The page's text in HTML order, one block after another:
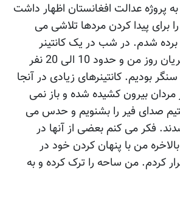
یکی از شهود بنام C به پروژه عدالت افغانستان اظهار داشت
برای پیدا کردن مردها تلاشی می
شدم. در شب در یک کانتینر
نگهداری شدم. در جریان روز من و حدود 10 الی 20 نفر
بودیم. کانتینرهای زیادی در آنجا
بیرون کشیده شده و باز نمی
صدای فیر را بشنویم و حدس می
فکر می کنم بعضی از آنها در
من با پنهان کردن خود در
کردم. من ساحه را ترک کرده و به